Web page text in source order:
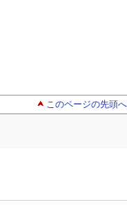
このページの先頭へ